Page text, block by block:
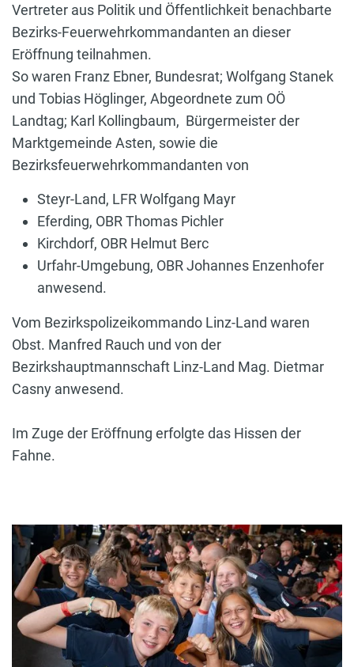
Vertreter aus Politik und Öffentlichkeit benachbarte
Bezirks-Feuerwehrkommandanten an dieser
Eröffnung teilnahmen.
So waren Franz Ebner, Bundesrat; Wolfgang Stanek
und Tobias Höglinger, Abgeordnete zum OÖ
Landtag; Karl Kollingbaum, Bürgermeister der
Marktgemeinde Asten, sowie die
Bezirksfeuerwehrkommandanten von
Steyr-Land, LFR Wolfgang Mayr
Eferding, OBR Thomas Pichler
Kirchdorf, OBR Helmut Berc
Urfahr-Umgebung, OBR Johannes Enzenhofer
anwesend.
Vom Bezirkspolizeikommando Linz-Land waren
Obst. Manfred Rauch und von der
Bezirkshauptmannschaft Linz-Land Mag. Dietmar
Casny anwesend.
Im Zuge der Eröffnung erfolgte das Hissen der
Fahne.